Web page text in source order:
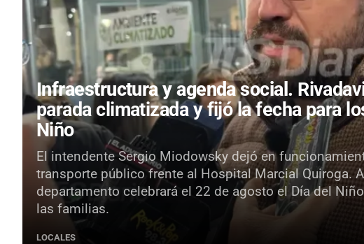
Infraestructura y agenda social.
parada climatizada y fijó la fecha para
Niño
El intendente Sergio Miodowsky dejó en
transporte público frente al Hospital Marcial Quiroga.
departamento celebrará el 22 de agosto el Día del
las familias.
LOCALES